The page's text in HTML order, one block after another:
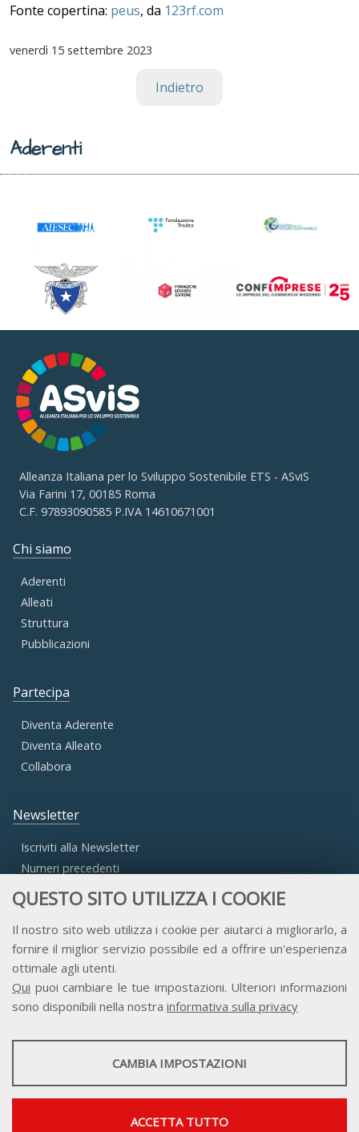
QUESTO SITO UTILIZZA I COOKIE
Il nostro sito web utilizza i cookie per aiutarci a migliorarlo, a
fornire il miglior servizio possibile ed a offrire un'esperienza
ottimale agli utenti.
Qui puoi cambiare le tue impostazioni. Ulteriori informazioni
sono disponibili nella nostra informativa sulla privacy
STATISTICHE
Mostra maggiori informazioni
CAMBIA IMPOSTAZIONI
ACCETTA TUTTO
Fonte copertina: peus, da 123rf.com
venerdì 15 settembre 2023
Indietro
Aderenti
Alleanza Italiana per lo Sviluppo Sostenibile ETS - ASviS
Via Farini 17, 00185 Roma
C.F. 97893090585 P.IVA 14610671001
Chi siamo
Aderenti
Alleati
Struttura
Pubblicazioni
Partecipa
Diventa Aderente
Diventa Alleato
Collabora
Newsletter
Iscriviti alla Newsletter
Numeri precedenti
Accesso Aderenti
Accesso Consulta
Accesso Team
Contatti Privacy Trasparenza Credits